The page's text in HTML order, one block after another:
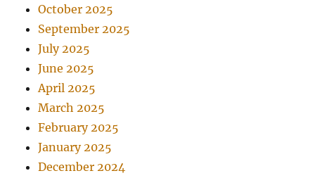
October 2025
September 2025
July 2025
June 2025
April 2025
March 2025
February 2025
January 2025
December 2024